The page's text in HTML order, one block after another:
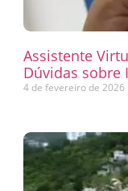
Assistente
Dúvidas sobre
4 de fevereiro de 2026